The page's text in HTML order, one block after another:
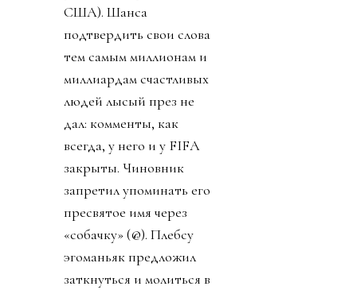
США). Шанса
подтвердить свои слова
тем самым миллионам и
миллиардам счастливых
людей лысый през не
дал: комменты, как
всегда, у него и у FIFA
закрыты. Чиновник
запретил упоминать его
пресвятое имя через
«собачку» (@). Плебсу
эгоманьяк предложил
заткнуться и молиться в